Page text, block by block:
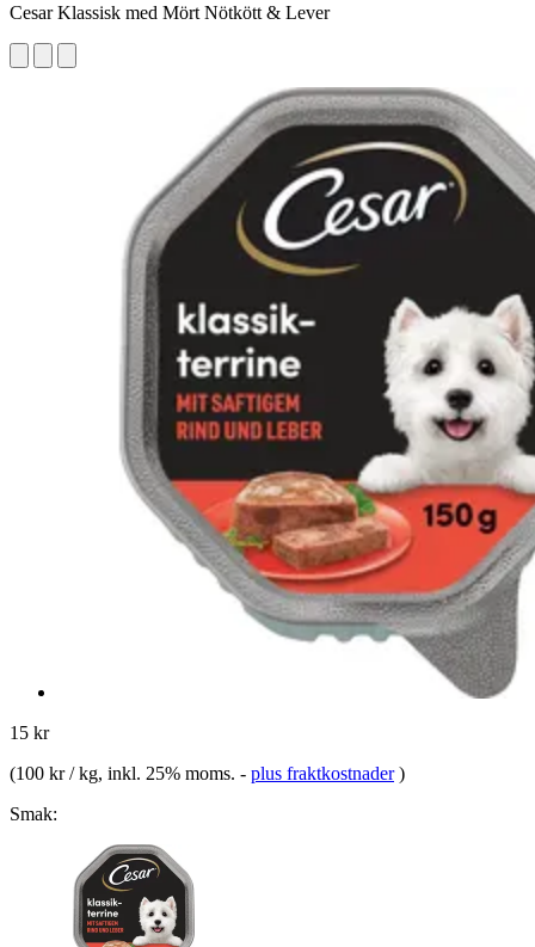
Cesar Klassisk med Mört Nötkött & Lever
15 kr
(100 kr / kg, inkl. 25% moms. - plus fraktkostnader )
Smak: